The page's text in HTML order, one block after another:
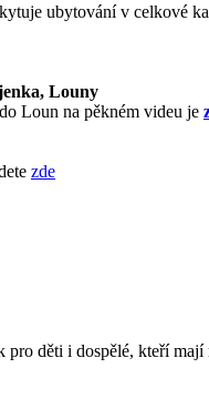
ubytování v celkové
Louny
Loun na pěkném videu je
zde
pro děti i dospělé, kteří